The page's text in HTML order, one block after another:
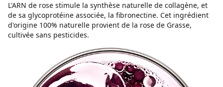
L'ARN de rose stimule la synthèse naturelle de collagène, et
de sa glycoprotéine associée, la fibronectine. Cet ingrédient
d'origine 100% naturelle provient de la rose de Grasse,
cultivée sans pesticides.